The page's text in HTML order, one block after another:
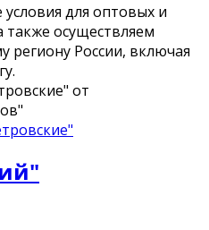
для оптовых и
также осуществляем
региону России, включая
от